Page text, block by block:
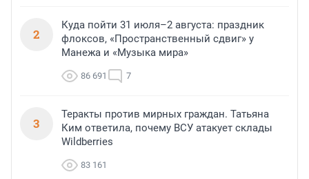
2
Куда пойти 31 июля–2 августа: праздник
флоксов, «Пространственный сдвиг» у
Манежа и «Музыка мира»
86 691 7
3
Теракты против мирных граждан. Татьяна
Ким ответила, почему ВСУ атакует склады
Wildberries
83 161